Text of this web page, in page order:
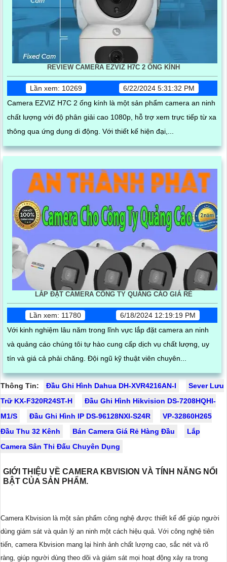
REVIEW CAMERA EZVIZ H7C 2 ỐNG KÍNH
Lần xem: 10269
6/22/2024 5:31:32 PM
Camera EZVIZ H7C 2 ống kính là một sản phẩm camera an ninh
chất lượng với độ phân giải cao 1080p, hỗ trợ xem trực tiếp từ xa
thông qua ứng dụng di động. Với thiết kế hiện đại,...
LẮP ĐẶT CAMERA CÔNG TY QUẢNG CÁO GIÁ RẺ
Lần xem: 11780
6/18/2024 12:19:19 PM
Với kinh nghiệm lâu năm trong lĩnh vực lắp đặt camera an ninh
và quảng cáo chúng tôi tự hào cung cấp dịch vụ chất lượng, uy
tín và giá cả phải chăng. Đội ngũ kỹ thuật viên chuyên...
Thông Tin: Đầu Ghi Hình Dahua DH-XVR4216AN-I
Sever Lưu
Trữ KX-F320R24ST-H
Đầu Ghi Hình Hikvision DS-7208HQHI-
M1/S
Đầu Ghi Hình IP DS-96128NXI-S24R
VP-32860H265
Đầu Thu 32 Kênh
Bán Camera Giá Rẻ Hàng Đầu
Lắp
Camera Sân Thi Đấu Chuyên Dụng
GIỚI THIỆU VỀ CAMERA KBVISION VÀ TÍNH NĂNG NỔI
BẬT CỦA SẢN PHẨM.
Camera Kbvision là một sản phẩm công nghệ được thiết kế để giúp người
dùng giám sát và quản lý an ninh một cách hiệu quả. Với công nghệ tiên
tiến, camera Kbvision mang lại hình ảnh chất lượng cao, sắc nét và rõ
ràng, giúp người dùng theo dõi và giám sát mọi hoạt động xảy ra trong